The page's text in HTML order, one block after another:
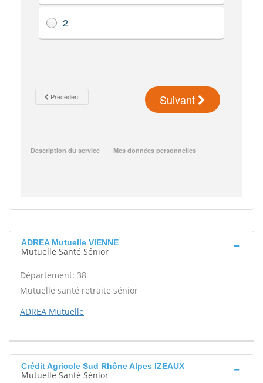
ADREA Mutuelle VIENNE
Mutuelle Santé Sénior
Département: 38
Mutuelle santé retraite sénior
ADREA Mutuelle
Crédit Agricole Sud Rhône Alpes IZEAUX
Mutuelle Santé Sénior